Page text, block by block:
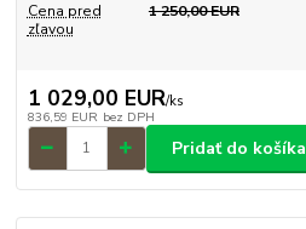
Cena pred
zľavou
1 250,00 EUR
1 029,00 EUR/ks
836,59 EUR bez DPH
Pridať do košíka